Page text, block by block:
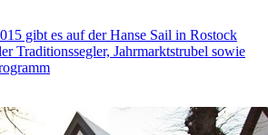
gibt es auf der Hanse Sail in Rostock
Traditionssegler, Jahrmarktstrubel sowie